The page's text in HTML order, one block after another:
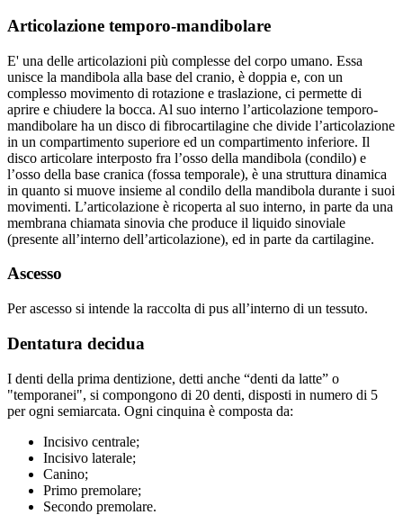
Articolazione temporo-mandibolare
E' una delle articolazioni più complesse del corpo umano. Essa
unisce la mandibola alla base del cranio, è doppia e, con un
complesso movimento di rotazione e traslazione, ci permette di
aprire e chiudere la bocca. Al suo interno l’articolazione temporo-
mandibolare ha un disco di fibrocartilagine che divide l’articolazione
in un compartimento superiore ed un compartimento inferiore. Il
disco articolare interposto fra l’osso della mandibola (condilo) e
l’osso della base cranica (fossa temporale), è una struttura dinamica
in quanto si muove insieme al condilo della mandibola durante i suoi
movimenti. L’articolazione è ricoperta al suo interno, in parte da una
membrana chiamata sinovia che produce il liquido sinoviale
(presente all’interno dell’articolazione), ed in parte da cartilagine.
Ascesso
Per ascesso si intende la raccolta di pus all’interno di un tessuto.
Dentatura decidua
I denti della prima dentizione, detti anche “denti da latte” o
"temporanei", si compongono di 20 denti, disposti in numero di 5
per ogni semiarcata. Ogni cinquina è composta da:
Incisivo centrale;
Incisivo laterale;
Canino;
Primo premolare;
Secondo premolare.